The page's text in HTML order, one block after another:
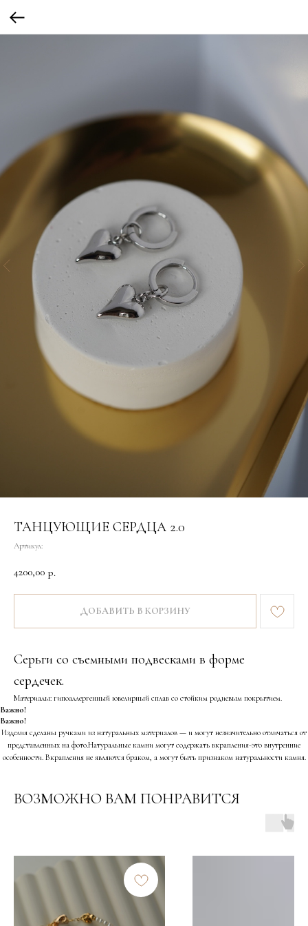
ТАНЦУЮЩИЕ СЕРДЦА 2.0
Артикул:
4200,00 р.
ДОБАВИТЬ В КОРЗИНУ
Серьги со съемными подвесками в форме
сердечек.
Материалы: гипоаллергенный ювелирный сплав со стойким родиевым покрытием.
Важно!
Важно!
Изделия сделаны ручками из натуральных материалов — и могут незначительно отличаться от
представленных на фото.Натуральные камни могут содержать вкрапления-это внутренние
особенности. Вкрапления не являются браком, а могут быть признаком натуральности камня.
ВОЗМОЖНО ВАМ ПОНРАВИТСЯ